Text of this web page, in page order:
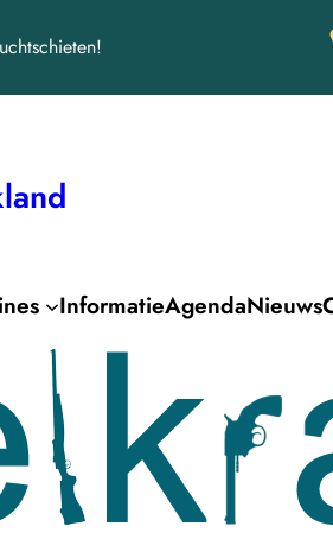
InformatieAgendaNieuws